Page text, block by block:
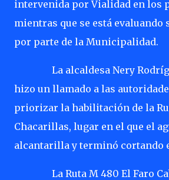
intervenida por Vialidad en los
mientras que se está evaluando
por parte de la Municipalidad.
La alcaldesa Nery
hizo un llamado a las
priorizar la habilitación de la
Chacarillas, lugar en el que el
alcantarilla y terminó cortando
La Ruta M 480 El Faro